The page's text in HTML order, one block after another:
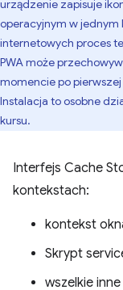
urządzenie zapisuje
operacyjnym w jednym
internetowych proces
PWA może
momencie po
Instalacja to osobne
kursu.
Interfejs Cache
kontekstach:
kontekst
Skrypt
wszelkie